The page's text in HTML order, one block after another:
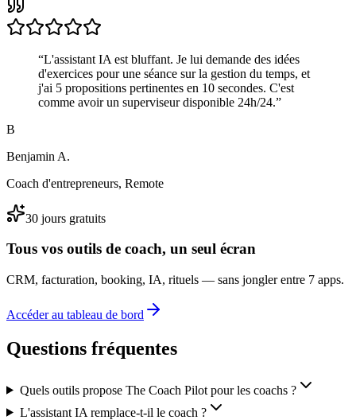
“L'assistant IA est bluffant. Je lui demande des idées
d'exercices pour une séance sur la gestion du temps, et
j'ai 5 propositions pertinentes en 10 secondes. C'est
comme avoir un superviseur disponible 24h/24.”
B
Benjamin A.
Coach d'entrepreneurs, Remote
30 jours gratuits
Tous vos outils de coach, un seul écran
CRM, facturation, booking, IA, rituels — sans jongler entre 7 apps.
Accéder au tableau de bord
Questions fréquentes
Quels outils propose The Coach Pilot pour les coachs ?
L'assistant IA remplace-t-il le coach ?